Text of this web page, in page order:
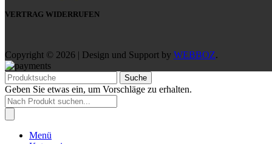
VERTRAG WIDERRUFEN
Copyright © 2026 | Design und Support by WEBBOZ.
Suche
Geben Sie etwas ein, um Vorschläge zu erhalten.
Products
search
Menü